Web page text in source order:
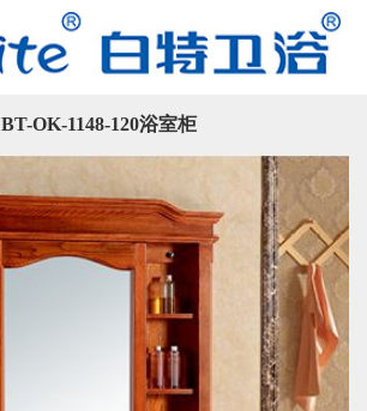
BT-OK-1148-120浴室柜